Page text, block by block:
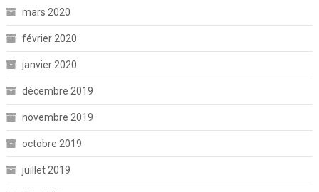
mars 2020
février 2020
janvier 2020
décembre 2019
novembre 2019
octobre 2019
juillet 2019